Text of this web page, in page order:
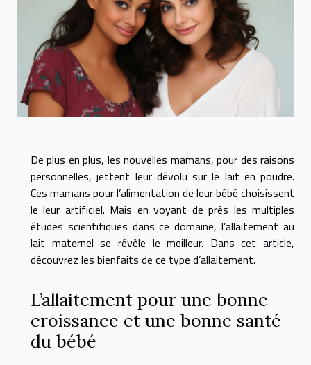
De plus en plus, les nouvelles mamans, pour des raisons
personnelles, jettent leur dévolu sur le lait en poudre.
Ces mamans pour l’alimentation de leur bébé choisissent
le leur artificiel. Mais en voyant de près les multiples
études scientifiques dans ce domaine, l’allaitement au
lait maternel se révèle le meilleur. Dans cet article,
découvrez les bienfaits de ce type d’allaitement.
L’allaitement pour une bonne
croissance et une bonne santé
du bébé